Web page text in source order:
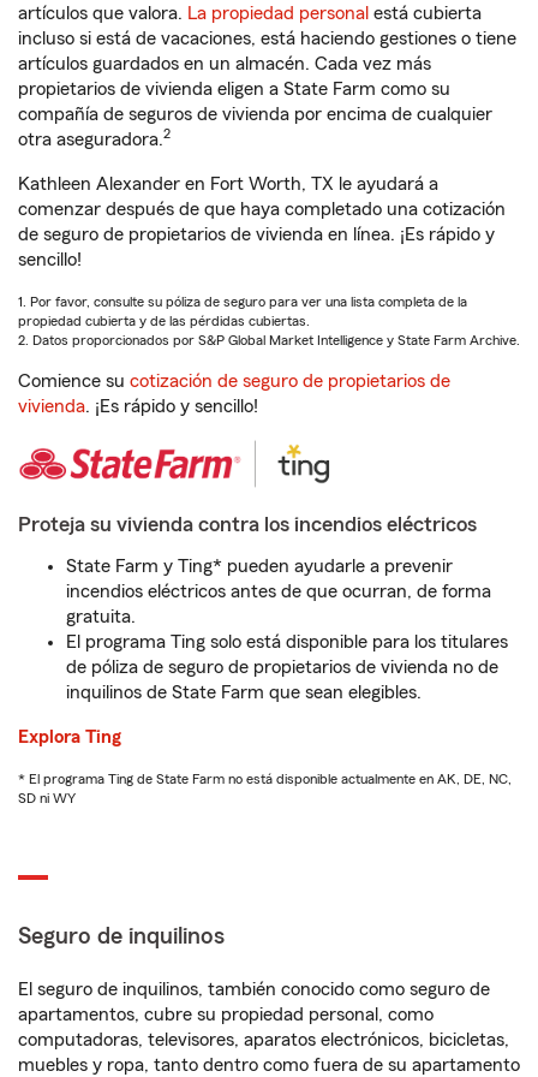
artículos que valora. La propiedad personal está cubierta
incluso si está de vacaciones, está haciendo gestiones o tiene
artículos guardados en un almacén. Cada vez más
propietarios de vivienda eligen a State Farm como su
compañía de seguros de vivienda por encima de cualquier
otra aseguradora.2
Kathleen Alexander en Fort Worth, TX le ayudará a
comenzar después de que haya completado una cotización
de seguro de propietarios de vivienda en línea. ¡Es rápido y
sencillo!
1. Por favor, consulte su póliza de seguro para ver una lista completa de la
propiedad cubierta y de las pérdidas cubiertas.
2. Datos proporcionados por S&P Global Market Intelligence y State Farm Archive.
Comience su cotización de seguro de propietarios de
vivienda. ¡Es rápido y sencillo!
Proteja su vivienda contra los incendios eléctricos
State Farm y Ting* pueden ayudarle a prevenir
incendios eléctricos antes de que ocurran, de forma
gratuita.
El programa Ting solo está disponible para los titulares
de póliza de seguro de propietarios de vivienda no de
inquilinos de State Farm que sean elegibles.
Explora Ting
* El programa Ting de State Farm no está disponible actualmente en AK, DE, NC,
SD ni WY
Seguro de inquilinos
El seguro de inquilinos, también conocido como seguro de
apartamentos, cubre su propiedad personal, como
computadoras, televisores, aparatos electrónicos, bicicletas,
muebles y ropa, tanto dentro como fuera de su apartamento